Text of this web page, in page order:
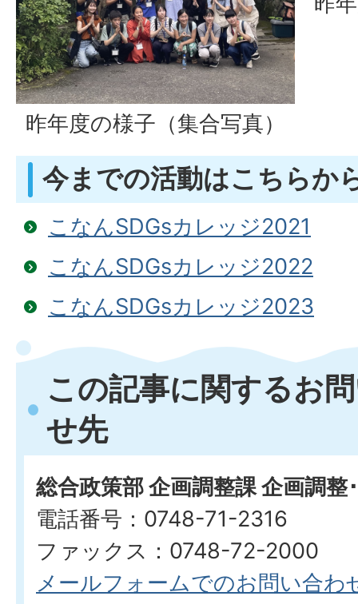
昨年度の様子（集合写真）
今までの活動はこちらか
こなんSDGsカレッジ2021
こなんSDGsカレッジ2022
こなんSDGsカレッジ2023
この記事に関するお
せ先
総合政策部 企画調整課 企画調整
電話番号：0748-71-2316
ファックス：0748-72-2000
メールフォームでのお問い合わ